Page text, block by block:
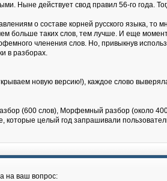
Ныне действует свод правил 56-го года.
о составе корней русского языка, то
больше таких слов, тем лучше. И еще
членения слов. Но, привыкнув
в разборах.
новую версию!), каждое слово
(600 слов), Морфемный разбор (около
которые целый год запрашивали
на ваш вопрос: